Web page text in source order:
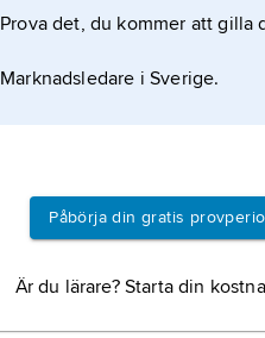
ställbar dämpförmåga,
Prova det, du kommer att gilla
Marknadsledare i Sverige.
Påbörja din gratis
Är du lärare? Starta din